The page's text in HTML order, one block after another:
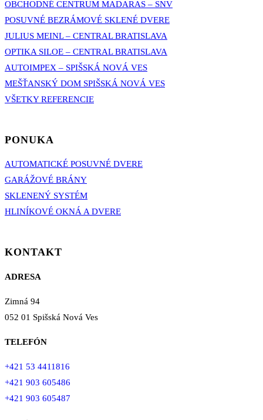
OBCHODNÉ CENTRUM MADARAS – SNV
POSUVNÉ BEZRÁMOVÉ SKLENÉ DVERE
JULIUS MEINL – CENTRAL BRATISLAVA
OPTIKA SILOE – CENTRAL BRATISLAVA
AUTOIMPEX – SPIŠSKÁ NOVÁ VES
MEŠŤANSKÝ DOM SPIŠSKÁ NOVÁ VES
VŠETKY REFERENCIE
PONUKA
AUTOMATICKÉ POSUVNÉ DVERE
GARÁŽOVÉ BRÁNY
SKLENENÝ SYSTÉM
HLINÍKOVÉ OKNÁ A DVERE
KONTAKT
ADRESA
Zimná 94
052 01 Spišská Nová Ves
TELEFÓN
+421 53 4411816
+421 903 605486
+421 903 605487